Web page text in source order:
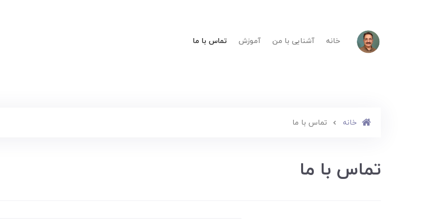
خانه آشنایی با من آموزش تماس با ما
خانه تماس با ما
تماس با ما